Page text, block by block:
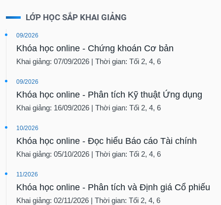
LỚP HỌC SẮP KHAI GIẢNG
09/2026
Khóa học online - Chứng khoán Cơ bản
Khai giảng: 07/09/2026 | Thời gian: Tối 2, 4, 6
09/2026
Khóa học online - Phân tích Kỹ thuật Ứng dụng
Khai giảng: 16/09/2026 | Thời gian: Tối 2, 4, 6
10/2026
Khóa học online - Đọc hiểu Báo cáo Tài chính
Khai giảng: 05/10/2026 | Thời gian: Tối 2, 4, 6
11/2026
Khóa học online - Phân tích và Định giá Cổ phiếu
Khai giảng: 02/11/2026 | Thời gian: Tối 2, 4, 6
CHÍNH
NGHỆ
THÔNG
DỊCH
TRUYỀN
THÔNG